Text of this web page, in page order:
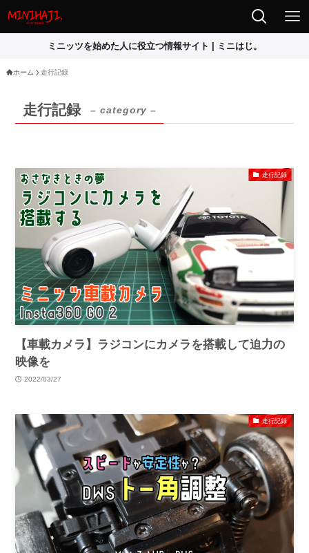
ミニッツを始めた人に役立つ情報サイト | ミニはじ。
ホーム 走行記録
走行記録 – category –
走行記録
【車載カメラ】ラジコンにカメラを搭載して迫力の
映像を
2022/03/27
走行記録